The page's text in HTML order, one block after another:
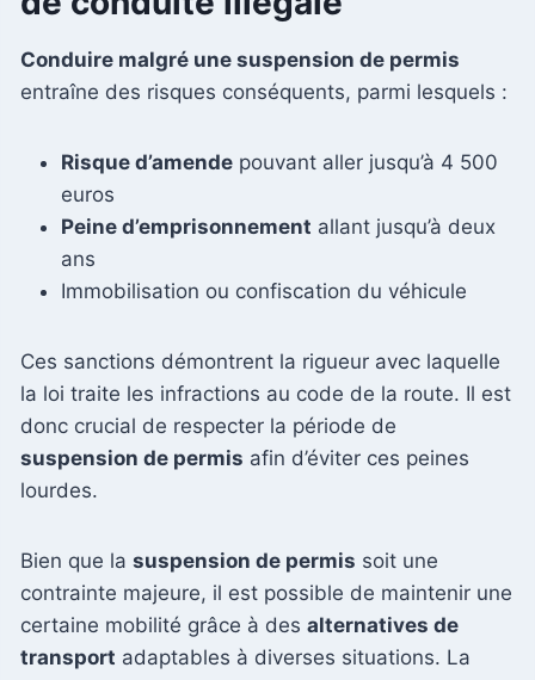
Conduire malgré une suspension de permis
entraîne des risques conséquents, parmi lesquels :
Risque d’amende pouvant aller jusqu’à 4 500
euros
Peine d’emprisonnement allant jusqu’à deux
ans
Immobilisation ou confiscation du véhicule
Ces sanctions démontrent la rigueur avec laquelle
la loi traite les infractions au code de la route. Il est
donc crucial de respecter la période de
suspension de permis afin d’éviter ces peines
lourdes.
Bien que la suspension de permis soit une
contrainte majeure, il est possible de maintenir une
certaine mobilité grâce à des alternatives de
transport adaptables à diverses situations. La